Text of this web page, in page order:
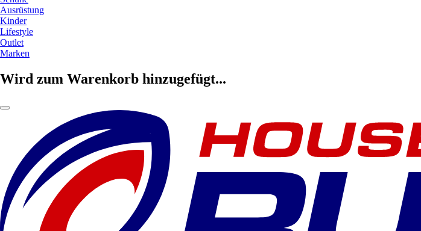
Ausrüstung
Kinder
Lifestyle
Outlet
Marken
Wird zum Warenkorb hinzugefügt...